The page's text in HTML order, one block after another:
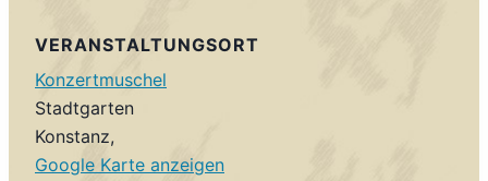
VERANSTALTUNGSORT
Konzertmuschel
Stadtgarten
Konstanz,
Google Karte anzeigen